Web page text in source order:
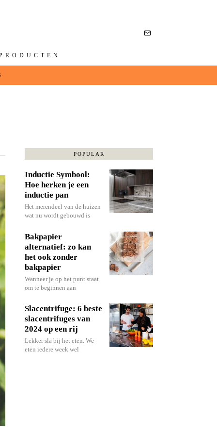
POPULAR
Inductie Symbool:
Hoe herken je een
inductie pan
Het merendeel van de huizen
wat nu wordt gebouwd is
Bakpapier
alternatief: zo kan
het ook zonder
bakpapier
Wanneer je op het punt staat
om te beginnen aan
Slacentrifuge: 6 beste
slacentrifuges van
2024 op een rij
Lekker sla bij het eten. We
eten iedere week wel